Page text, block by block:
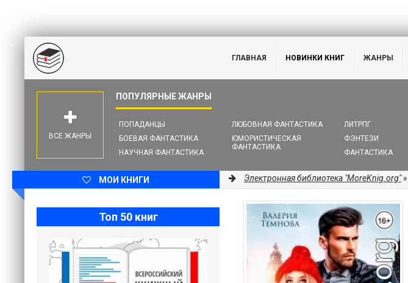
ГЛАВНАЯ НОВИНКИ КНИГ ЖАНРЫ
ПОПАДАНЦЫ
БОЕВАЯ ФАНТАСТИКА
НАУЧНАЯ ФАНТАСТИКА
ЛЮБОВНАЯ ФАНТАСТИКА
ЮМОРИСТИЧЕСКАЯ
ФАНТАСТИКА
ЛИТРПГ
ФЭНТЕЗИ
ФАНТАСТИКА
ВСЕ ЖАНРЫ
МОИ КНИГИ Электронная библиотека "MoreKnig.org"»
Топ 50 книг